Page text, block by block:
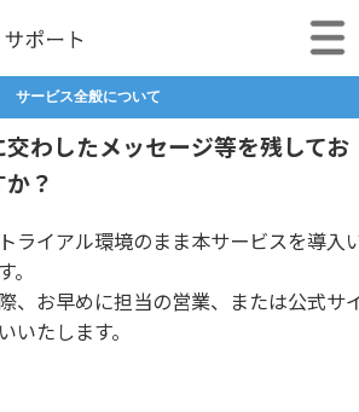
サービス全般について
交わしたメッセージ等を残してお
？
ライアル環境のまま本サービスを導入
。
、お早めに担当の営業、または公式サ
いたします。